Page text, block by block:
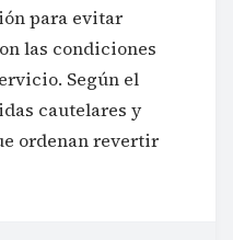
para evitar
las condiciones
Según el
cautelares y
ordenan revertir